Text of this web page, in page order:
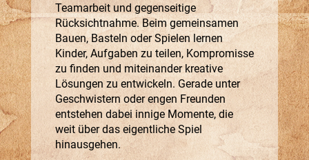
Teamarbeit und gegenseitige
Rücksichtnahme. Beim gemeinsamen
Bauen, Basteln oder Spielen lernen
Kinder, Aufgaben zu teilen, Kompromisse
zu finden und miteinander kreative
Lösungen zu entwickeln. Gerade unter
Geschwistern oder engen Freunden
entstehen dabei innige Momente, die
weit über das eigentliche Spiel
hinausgehen.